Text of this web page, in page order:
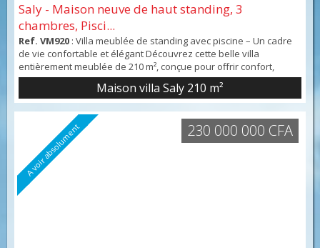
Saly - Maison neuve de haut standing, 3
chambres, Pisci...
Ref. VM920 : Villa meublée de standing avec piscine – Un cadre
de vie confortable et élégant Découvrez cette belle villa
entièrement meublée de 210 m², conçue pour offrir confort,
fonctionnalité et qualité de vie dans un environnement
agréable. La propriété se compose de trois chambres
spacieuses, chacune avec sa salle d'eau, d'un vaste séjour
lumineux ouvert sur les espaces extérieurs, ainsi que d'u...
Maison villa Saly 210 m²
A voir absolument 230 000 000 CFA